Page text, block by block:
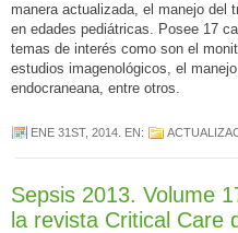
manera actualizada, el manejo del
en edades pediátricas. Posee 17
temas de interés como son el
estudios imagenológicos, el
endocraneana, entre otros.
ENE 31ST, 2014 . EN:
Sepsis 2013. Volume
la revista Critical Care